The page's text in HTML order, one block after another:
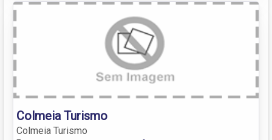
Colmeia Turismo
Colmeia Turismo